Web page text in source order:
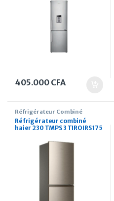
405.000 CFA
Réfrigérateur Combiné
Réfrigérateur combiné
haier 230 TMPS 3 TIROIRS 175